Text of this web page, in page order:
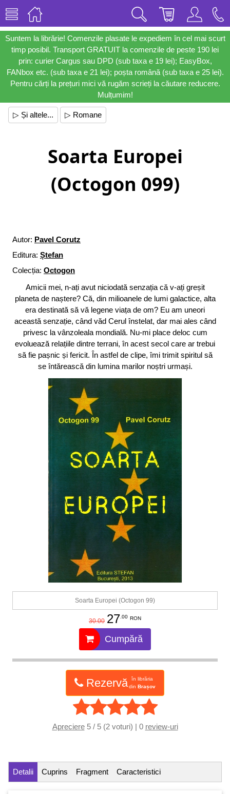
Suntem la librărie! Comenzile plasate le expediem în cel mai scurt
timp posibil. Transport GRATUIT la comenzile de peste 190 lei
prin: curier Cargus sau DPD (sub taxa e 19 lei); EasyBox,
FANbox etc. (sub taxa e 21 lei); poșta română (sub taxa e 25 lei).
Pentru cărți la prețuri mici vă rugăm scrieți la căutare reducere.
Mulțumim!
▷ Și altele... ▷ Romane
Soarta Europei
(Octogon 099)
Autor: Pavel Corutz
Editura: Ștefan
Colecția: Octogon
Amicii mei, n-ați avut niciodată senzația că v-ați greșit
planeta de naștere? Că, din milioanele de lumi galactice, alta
era destinată să vă legene viața de om? Eu am uneori
această senzație, când văd Cerul înstelat, dar mai ales când
privesc la vânzoleala mondială. Nu-mi place deloc cum
evoluează relațiile dintre terrani, în acest secol care ar trebui
să fie pașnic și fericit. În astfel de clipe, îmi trimit spiritul să
se întărească din lumina marilor noștri urmași.
Soarta Europei (Octogon 99)
30.00 27.00 RON
Cumpără
Rezervă
în librăria
din Brașov
Apreciere5 / 5 (2 voturi) | 0 review-uri
Detalii Cuprins Fragment Caracteristici